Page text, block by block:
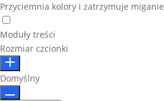
Przyciemnia kolory i zatrzymuje miganie
Moduły treści
Rozmiar czcionki
Domyślny